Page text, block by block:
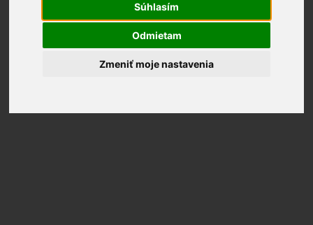
Súhlasím
Odmietam
Zmeniť moje nastavenia